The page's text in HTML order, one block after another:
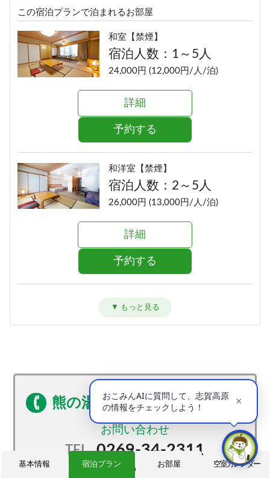
基本情報 宿泊プラン お部屋 空室カレンダー
この宿泊プランで泊まれるお部屋
和室【禁煙】
宿泊人数：1～5人
24,000円 (12,000円/人/泊)
詳細
予約する
和洋室【禁煙】
宿泊人数：2～5人
26,000円 (13,000円/人/泊)
詳細
予約する
予約する
熊の湯温泉 熊の湯ホテル
TEL. 0269-34-2311
0269-34-3010